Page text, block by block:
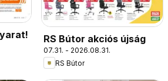
RS Bútor akciós újság
07.31. - 2026.08.31.
RS Bútor